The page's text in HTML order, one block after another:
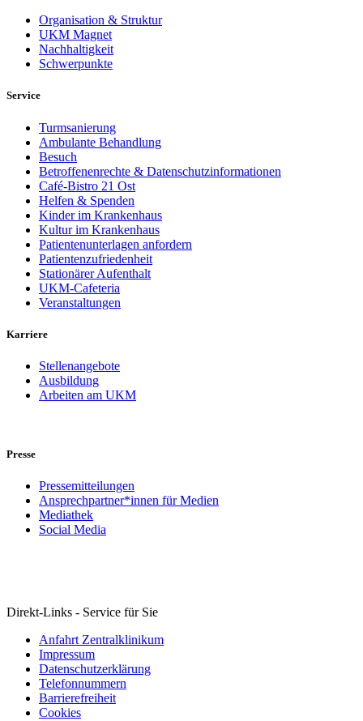
Organisation & Struktur
UKM Magnet
Nachhaltigkeit
Schwerpunkte
Service
Turmsanierung
Ambulante Behandlung
Besuch
Betroffenenrechte & Datenschutzinformationen
Café-Bistro 21 Ost
Helfen & Spenden
Kinder im Krankenhaus
Kultur im Krankenhaus
Patientenunterlagen anfordern
Patientenzufriedenheit
Stationärer Aufenthalt
UKM-Cafeteria
Veranstaltungen
Karriere
Stellenangebote
Ausbildung
Arbeiten am UKM
Presse
Pressemitteilungen
Ansprechpartner*innen für Medien
Mediathek
Social Media
Direkt-Links - Service für Sie
Anfahrt Zentralklinikum
Impressum
Datenschutzerklärung
Telefonnummern
Barrierefreiheit
Cookies